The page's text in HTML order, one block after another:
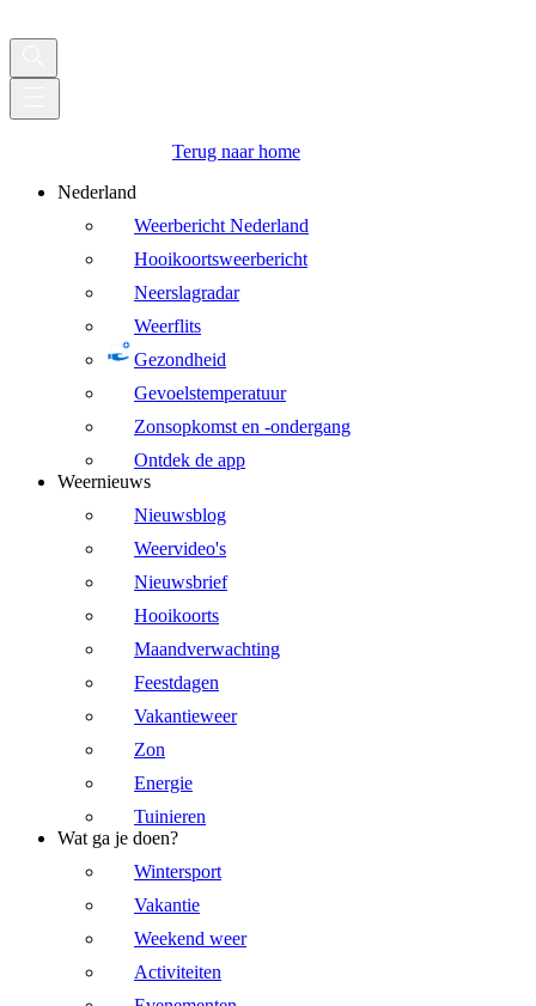
Terug naar home
Nederland
Weerbericht Nederland
Hooikoortsweerbericht
Neerslagradar
Weerflits
Gezondheid
Gevoelstemperatuur
Zonsopkomst en -ondergang
Ontdek de app
Weernieuws
Nieuwsblog
Weervideo's
Nieuwsbrief
Hooikoorts
Maandverwachting
Feestdagen
Vakantieweer
Zon
Energie
Tuinieren
Wat ga je doen?
Wintersport
Vakantie
Weekend weer
Activiteiten